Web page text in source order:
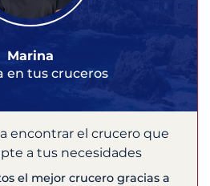
Marina
en tus cruceros
encontrar el crucero que
a tus necesidades
el mejor crucero gracias a